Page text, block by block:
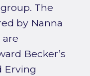
The
by Nanna
are
Becker’s
Erving